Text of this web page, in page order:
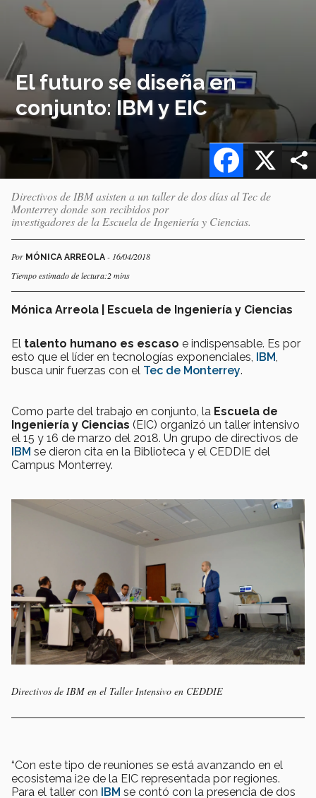
El futuro se diseña en
conjunto: IBM y EIC
X
Facebook
Directivos de IBM asisten a un taller de dos días al Tec de
Monterrey donde son recibidos por
investigadores de la Escuela de Ingeniería y Ciencias.
Por MÓNICA ARREOLA - 16/04/2018
Tiempo estimado de lectura:2 mins
Mónica Arreola | Escuela de Ingeniería y Ciencias
El talento humano es escaso e indispensable. Es por
esto que el líder en tecnologías exponenciales, IBM
busca unir fuerzas con el Tec de Monterrey.
Como parte del trabajo en conjunto, la Escuela de
Ingeniería y Ciencias (EIC) organizó un taller intensivo
el 15 y 16 de marzo del 2018. Un grupo de directivos de
IBM se dieron cita en la Biblioteca y el CEDDIE del
Campus Monterrey.
Directivos de IBM en el Taller Intensivo en CEDDIE
“Con este tipo de reuniones se está avanzando en el
ecosistema i2e de la EIC representada por regiones.
Para el taller con IBM se contó con la presencia de dos